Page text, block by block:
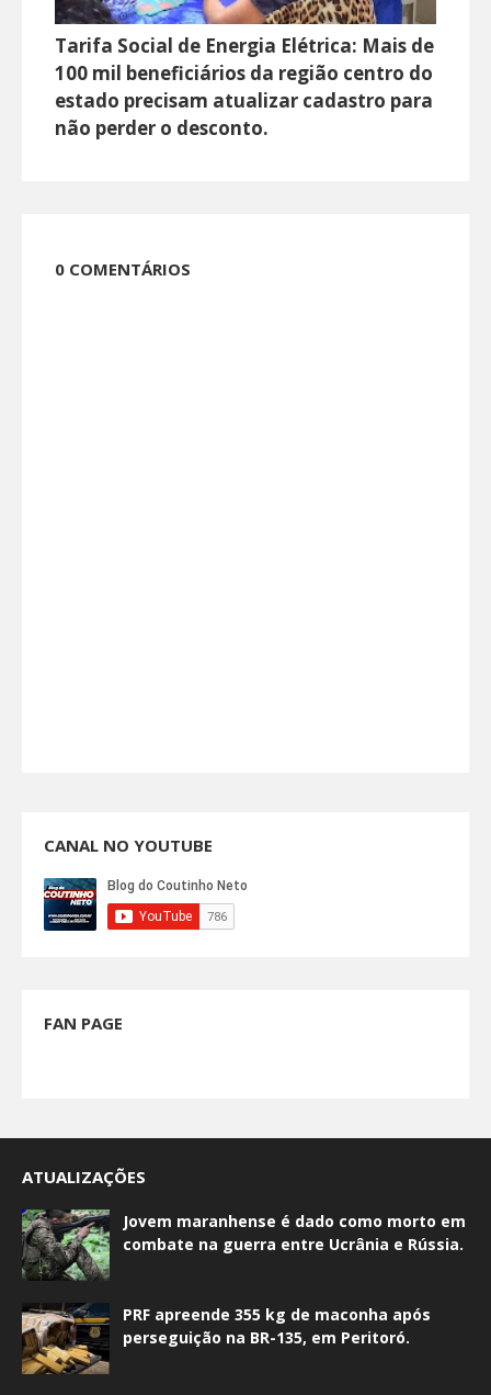
Tarifa Social de Energia Elétrica: Mais de
100 mil beneficiários da região centro do
estado precisam atualizar cadastro para
não perder o desconto.
0 COMENTÁRIOS
CANAL NO YOUTUBE
FAN PAGE
ATUALIZAÇÕES
Jovem maranhense é dado como morto em
combate na guerra entre Ucrânia e Rússia.
PRF apreende 355 kg de maconha após
perseguição na BR-135, em Peritoró.